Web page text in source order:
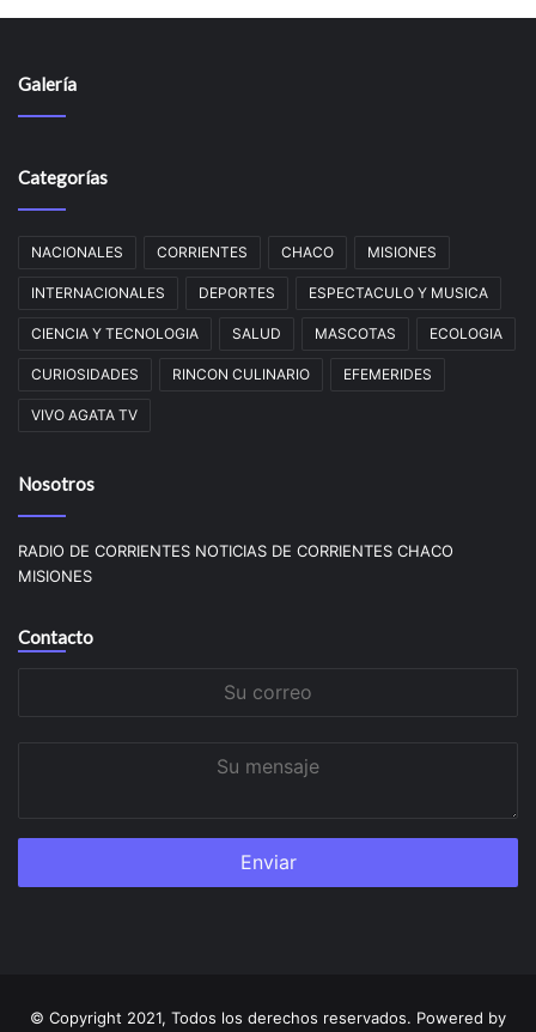
Galería
Categorías
NACIONALES CORRIENTES CHACO MISIONES
INTERNACIONALES DEPORTES ESPECTACULO Y MUSICA
CIENCIA Y TECNOLOGIA SALUD MASCOTAS ECOLOGIA
CURIOSIDADES RINCON CULINARIO EFEMERIDES
VIVO AGATA TV
Nosotros
RADIO DE CORRIENTES NOTICIAS DE CORRIENTES CHACO
MISIONES
Contacto
© Copyright 2021, Todos los derechos reservados. Powered by